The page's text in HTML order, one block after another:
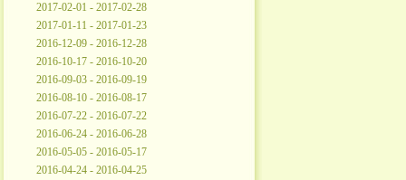
2017-02-01 - 2017-02-28
2017-01-11 - 2017-01-23
2016-12-09 - 2016-12-28
2016-10-17 - 2016-10-20
2016-09-03 - 2016-09-19
2016-08-10 - 2016-08-17
2016-07-22 - 2016-07-22
2016-06-24 - 2016-06-28
2016-05-05 - 2016-05-17
2016-04-24 - 2016-04-25